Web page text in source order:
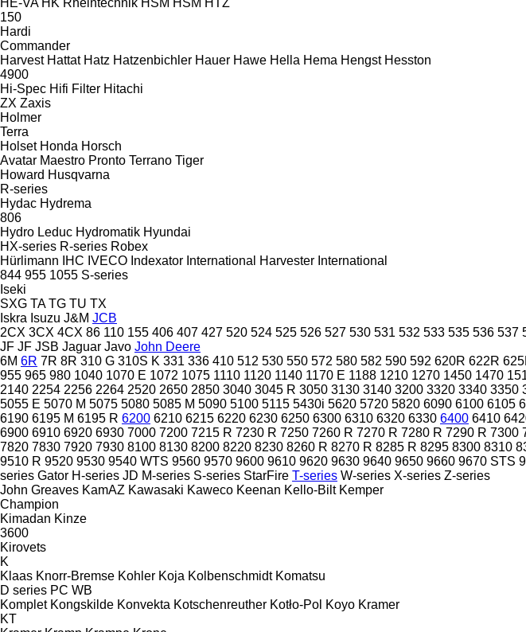
HE-VA HK Rheintechnik HSM HSM HTZ
150
Hardi
Commander
Harvest Hattat Hatz Hatzenbichler Hauer Hawe Hella Hema Hengst Hesston
4900
Hi-Spec Hifi Filter Hitachi
ZX Zaxis
Holmer
Terra
Holset Honda Horsch
Avatar Maestro Pronto Terrano Tiger
Howard Husqvarna
R-series
Hydac Hydrema
806
Hydro Leduc Hydromatik Hyundai
HX-series R-series Robex
Hürlimann
IHC IVECO Indexator International Harvester International
844 955 1055 S-series
Iseki
SXG TA TG TU TX
Iskra Isuzu J&M JCB
2CX 3CX 4CX 86 110 155 406 407 427 520 524 525 526 527 530 531 532 533 535 536 537
JF JF JSB Jaguar Javo John Deere
6M 6R 7R 8R 310 G 310S K 331 336 410 512 530 550 572 580 582 590 592 620R 622R
955 965 980 1040 1070 E 1072 1075 1110 1120 1140 1170 E 1188 1210 1270 1450 1470
2140 2254 2256 2264 2520 2650 2850 3040 3045 R 3050 3130 3140 3200 3320 3340 3350
5055 E 5070 M 5075 5080 5085 M 5090 5100 5115 5430i 5620 5720 5820 6090 6100 6105
6190 6195 M 6195 R 6200 6210 6215 6220 6230 6250 6300 6310 6320 6330 6400 6410
6900 6910 6920 6930 7000 7200 7215 R 7230 R 7250 7260 R 7270 R 7280 R 7290 R 7300
7820 7830 7920 7930 8100 8130 8200 8220 8230 8260 R 8270 R 8285 R 8295 8300 8310
9510 R 9520 9530 9540 WTS 9560 9570 9600 9610 9620 9630 9640 9650 9660 9670 STS
series Gator H-series JD M-series S-series StarFire T-series W-series X-series Z-series
John Greaves KamAZ Kawasaki Kaweco Keenan Kello-Bilt Kemper
Champion
Kimadan Kinze
3600
Kirovets
K
Klaas Knorr-Bremse Kohler Koja Kolbenschmidt Komatsu
D series PC WB
Komplet Kongskilde Konvekta Kotschenreuther Kotło-Pol Koyo Kramer
KT